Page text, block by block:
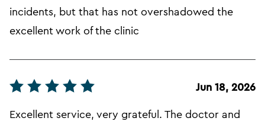
incidents, but that has not overshadowed the
excellent work of the clinic
Jun 18, 2026
Excellent service, very grateful. The doctor and